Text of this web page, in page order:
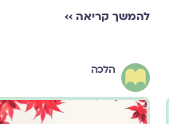
להמשך קריאה ››
הלכה